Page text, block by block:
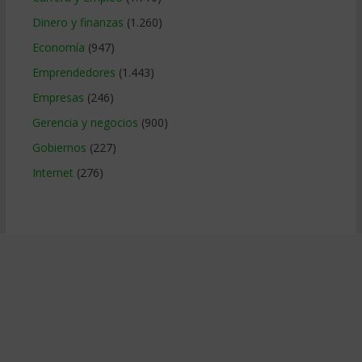
Dinero y finanzas (1.260)
Economía (947)
Emprendedores (1.443)
Empresas (246)
Gerencia y negocios (900)
Gobiernos (227)
Internet (276)